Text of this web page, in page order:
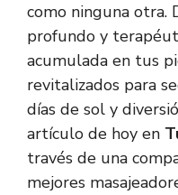
como ninguna otra.
profundo y
acumulada en tus
revitalizados para
días de sol y
artículo de hoy en
través de una
mejores